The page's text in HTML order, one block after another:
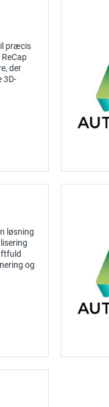
præcis
der
3D-
løsning
og